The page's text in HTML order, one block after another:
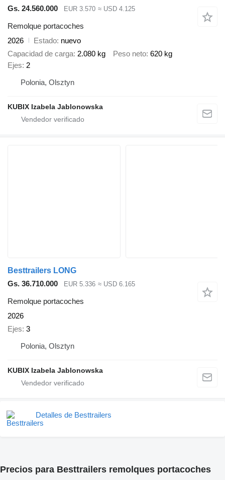
Gs. 24.560.000 EUR 3.570 ≈ USD 4.125
Remolque portacoches
2026
Estado nuevo
Capacidad de carga 2.080 kg Peso neto 620 kg
Ejes 2
Polonia, Olsztyn
KUBIX Izabela Jablonowska
Besttrailers LONG
Gs. 36.710.000
EUR 5.336 ≈ USD 6.165
Remolque portacoches
2026
Ejes 3
Polonia, Olsztyn
KUBIX Izabela Jablonowska
Detalles de Besttrailers
Precios para Besttrailers remolques portacoches